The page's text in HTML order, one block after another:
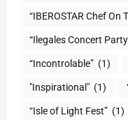
“IBEROSTAR Chef On
“Ilegales Concert
“Incontrolable” (1)
"Inspirational" (1)
“Isle of Light Fest” (1)